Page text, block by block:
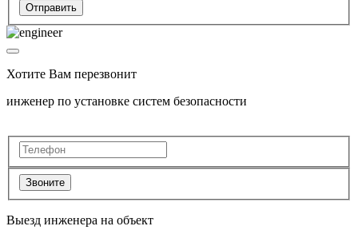
Отправить
Хотите Вам перезвонит
инженер по установке систем безопасности
Звоните
Выезд инженера на объект